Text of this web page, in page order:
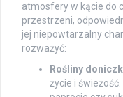
atmosfery w kącie do
przestrzeni,
jej niepowtarzalny
rozważyć:
Rośliny
życie i